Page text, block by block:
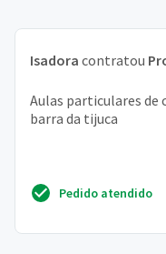
Isadora contratou
Aulas particulares de
barra da tijuca
Pedido atendido